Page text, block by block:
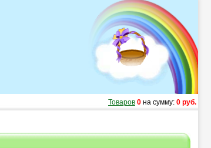
Товаров 0 на сумму: 0 руб.